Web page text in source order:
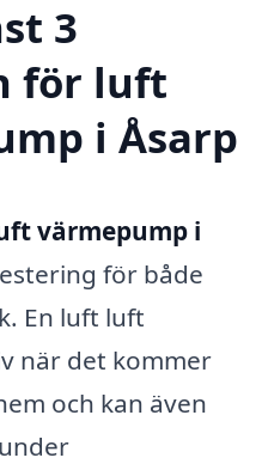
3
för luft
i Åsarp
värmepump i
för både
En luft luft
när det kommer
och kan även